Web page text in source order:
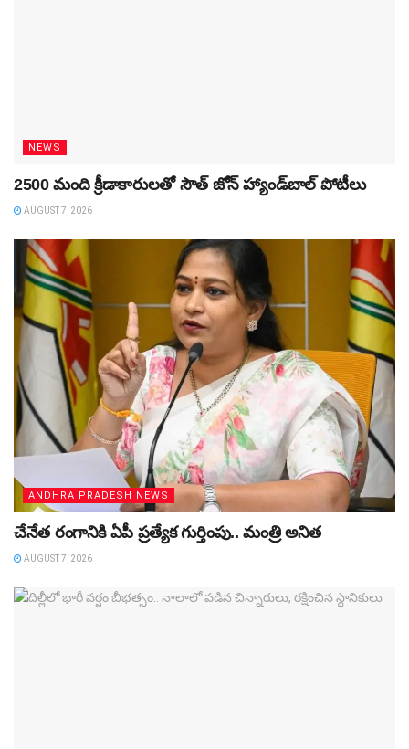
NEWS
2500 మంది క్రీడాకారులతో సౌత్‌ జోన్‌ హ్యాండ్‌బాల్‌ పోటీలు
AUGUST 7, 2026
ANDHRA PRADESH NEWS
చేనేత రంగానికి ఏపీ ప్రత్యేక గుర్తింపు.. మంత్రి అనిత
AUGUST 7, 2026